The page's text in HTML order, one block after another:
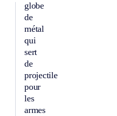
globe
de
métal
qui
sert
de
projectile
pour
les
armes